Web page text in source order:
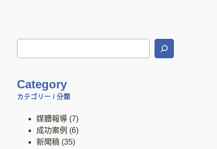
Category
カテゴリー / 分類
媒體報導 (7)
成功案例 (6)
新聞稿 (35)